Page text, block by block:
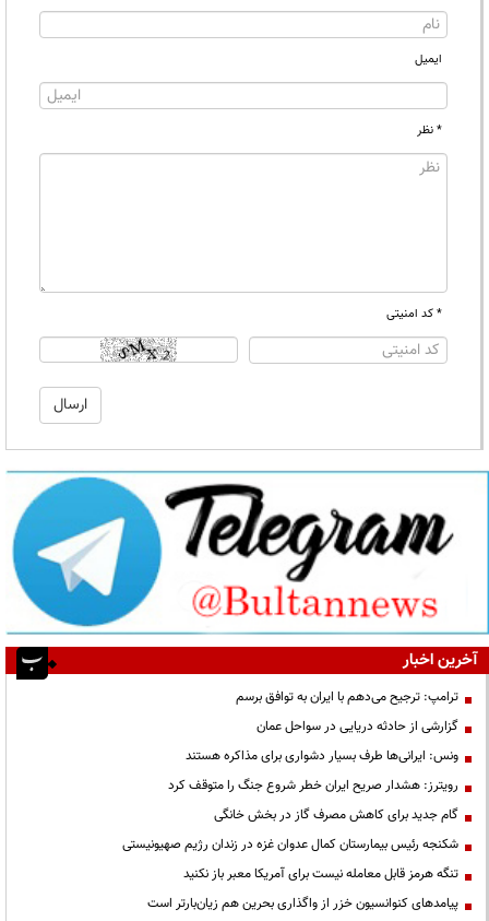
ایمیل
* نظر
* کد امنیتی
آخرین اخبار
ترامپ: ترجیح می‌دهم با ایران به توافق برسم
گزارشی از حادثه دریایی در سواحل عمان
ونس: ایرانی‌ها طرف بسیار دشواری برای مذاکره هستند
رویترز: هشدار صریح ایران خطر شروع جنگ را متوقف کرد
گام جدید برای کاهش مصرف گاز در بخش خانگی
شکنجه رئیس بیمارستان کمال عدوان غزه در زندان رژیم صهیونیستی
تنگه هرمز قابل معامله نیست برای آمریکا معبر باز نکنید
پیامدهای کنوانسیون خزر از واگذاری بحرین هم زیان‌بارتر است